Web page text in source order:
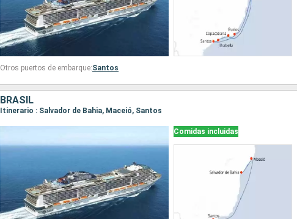
Otros puertos de embarque:Santos
BRASIL
Itinerario : Salvador de Bahia, Maceió, Santos
Comidas incluidas